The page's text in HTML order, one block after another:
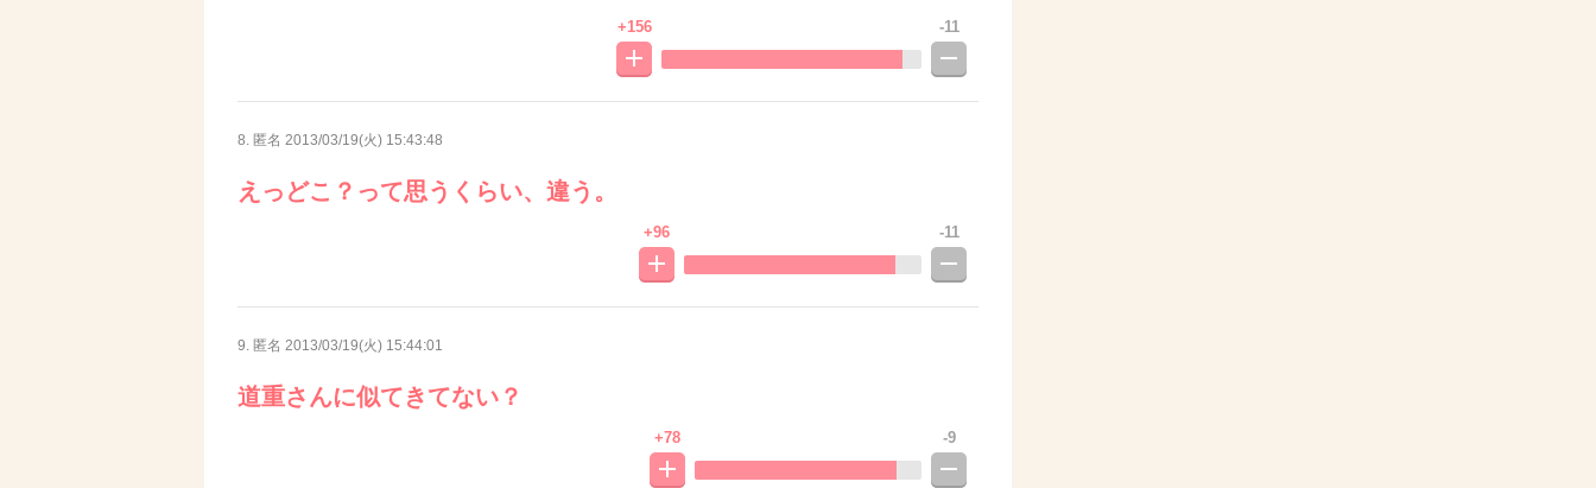
+156 -11
8. 匿名 2013/03/19(火) 15:43:48
えっどこ？って思うくらい、違う。
+96 -11
9. 匿名 2013/03/19(火) 15:44:01
道重さんに似てきてない？
+78 -9